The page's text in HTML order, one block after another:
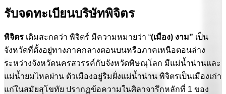
รับจดทะเบียนบริษัทพิจิตร
พิจิตร เดิมสะกดว่า พิจิตร์ มีความหมายว่า “(เมือง) งาม” เป็น
จังหวัดที่ตั้งอยู่ทางภาคกลางตอนบนหรือภาคเหนือตอนล่าง
ระหว่างจังหวัดนครสวรรค์กับจังหวัดพิษณุโลก มีแม่น้ำน่านและ
แม่น้ำยมไหลผ่าน ตัวเมืองอยู่ริมฝั่งแม่น้ำน่าน พิจิตรเป็นเมืองเก่า
แก่ในสมัยสุโขทัย ปรากฏข้อความในศิลาจารึกหลักที่ 1 ของ